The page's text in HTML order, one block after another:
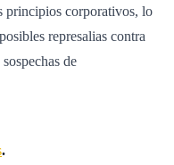
principios corporativos, lo
represalias contra
de
.